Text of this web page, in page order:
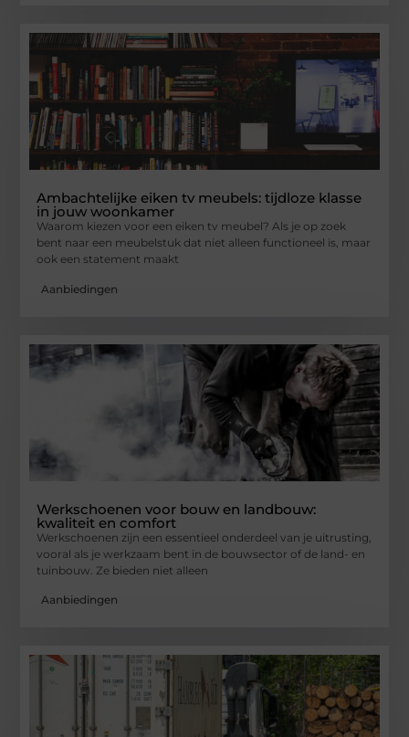
Ambachtelijke eiken tv meubels: tijdloze klasse
in jouw woonkamer
Waarom kiezen voor een eiken tv meubel? Als je op zoek
bent naar een meubelstuk dat niet alleen functioneel is, maar
ook een statement maakt
Aanbiedingen
Werkschoenen voor bouw en landbouw:
kwaliteit en comfort
Werkschoenen zijn een essentieel onderdeel van je uitrusting,
vooral als je werkzaam bent in de bouwsector of de land- en
tuinbouw. Ze bieden niet alleen
Aanbiedingen